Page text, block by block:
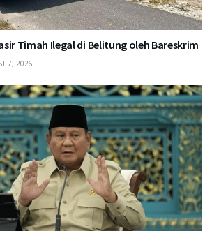
Timah Ilegal di Belitung oleh Bareskrim
7, 2026